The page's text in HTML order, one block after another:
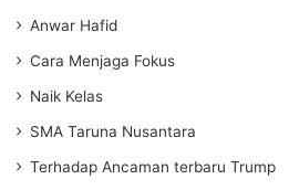
Anwar Hafid
Cara Menjaga Fokus
Naik Kelas
SMA Taruna Nusantara
Terhadap Ancaman terbaru Trump